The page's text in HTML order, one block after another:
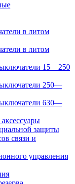
в литом
в литом
15—250
250—
630—
защиты
связи и
управления